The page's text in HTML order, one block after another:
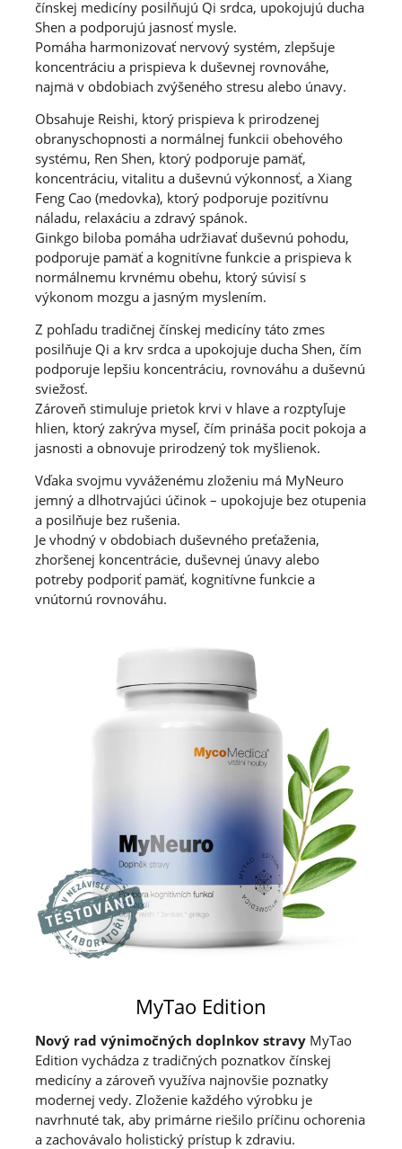
čínskej medicíny posilňujú Qi srdca, upokojujú ducha
Shen a podporujú jasnosť mysle.
Pomáha harmonizovať nervový systém, zlepšuje
koncentráciu a prispieva k duševnej rovnováhe,
najmä v obdobiach zvýšeného stresu alebo únavy.
Obsahuje Reishi, ktorý prispieva k prirodzenej
obranyschopnosti a normálnej funkcii obehového
systému, Ren Shen, ktorý podporuje pamäť,
koncentráciu, vitalitu a duševnú výkonnosť, a Xiang
Feng Cao (medovka), ktorý podporuje pozitívnu
náladu, relaxáciu a zdravý spánok.
Ginkgo biloba pomáha udržiavať duševnú pohodu,
podporuje pamäť a kognitívne funkcie a prispieva k
normálnemu krvnému obehu, ktorý súvisí s
výkonom mozgu a jasným myslením.
Z pohľadu tradičnej čínskej medicíny táto zmes
posilňuje Qi a krv srdca a upokojuje ducha Shen, čím
podporuje lepšiu koncentráciu, rovnováhu a duševnú
sviežosť.
Zároveň stimuluje prietok krvi v hlave a rozptyľuje
hlien, ktorý zakrýva myseľ, čím prináša pocit pokoja a
jasnosti a obnovuje prirodzený tok myšlienok.
Vďaka svojmu vyváženému zloženiu má MyNeuro
jemný a dlhotrvajúci účinok – upokojuje bez otupenia
a posilňuje bez rušenia.
Je vhodný v obdobiach duševného preťaženia,
zhoršenej koncentrácie, duševnej únavy alebo
potreby podporiť pamäť, kognitívne funkcie a
vnútornú rovnováhu.
MyTao Edition
Nový rad výnimočných doplnkov stravy MyTao
Edition vychádza z tradičných poznatkov čínskej
medicíny a zároveň využíva najnovšie poznatky
modernej vedy. Zloženie každého výrobku je
navrhnuté tak, aby primárne riešilo príčinu ochorenia
a zachovávalo holistický prístup k zdraviu.